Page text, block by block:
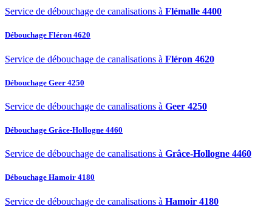
Service de débouchage de canalisations à Flémalle 4400
Débouchage Fléron 4620
Service de débouchage de canalisations à Fléron 4620
Débouchage Geer 4250
Service de débouchage de canalisations à Geer 4250
Débouchage Grâce-Hollogne 4460
Service de débouchage de canalisations à Grâce-Hollogne 4460
Débouchage Hamoir 4180
Service de débouchage de canalisations à Hamoir 4180